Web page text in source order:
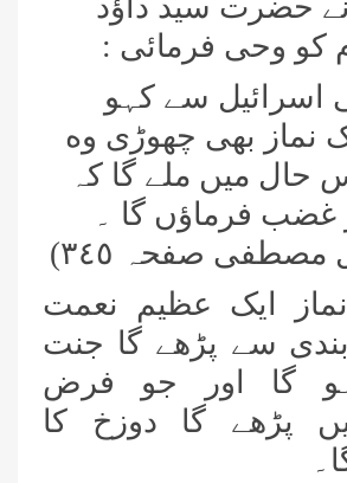
کو وحی فرمائی :
اسرائیل سے کہو
نماز بھی چھوڑی وه
میں ملے گا کہ
فرماؤں گا ۔
مصطفى صفحہ ٣٤٥)
!نماز ایک عظیم نعمت
سے پڑھے گا جنت
گا اور جو فرض
پڑھے گا دوزخ کا